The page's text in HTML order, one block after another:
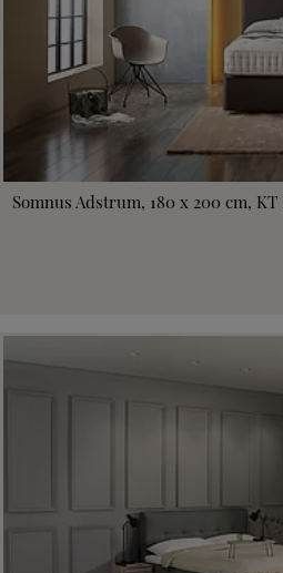
Somnus Adstrum, 180 x 200 cm,